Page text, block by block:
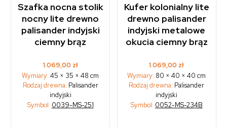
Szafka nocna stolik
nocny lite drewno
palisander indyjski
ciemny brąz
1.069,00 zł
Wymiary:45 × 35 × 48 cm
Rodzaj drewna: Palisander
indyjski
Symbol: 0039-MS-251
Kufer kolonialny lite
drewno palisander
indyjski metalowe
okucia ciemny brąz
1.069,00 zł
Wymiary: 80 × 40 × 40 cm
Rodzaj drewna: Palisander
indyjski
Symbol: 0052-MS-234B